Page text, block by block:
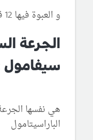
و العبوة فيها 12 قرص
الجرعة
سيفامول
هي نفسها
الباراسيتامول